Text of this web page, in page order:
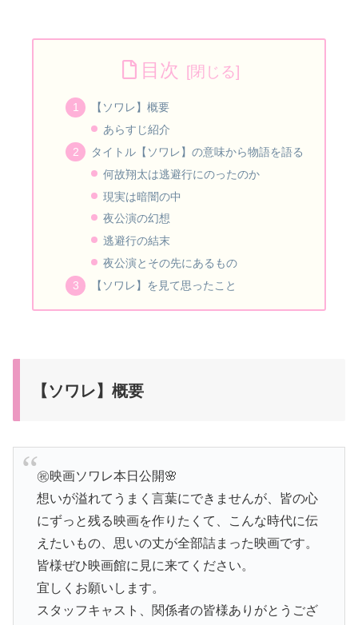
目次
【ソワレ】概要
あらすじ紹介
タイトル【ソワレ】の意味から物語を語る
何故翔太は逃避行にのったのか
現実は暗闇の中
夜公演の幻想
逃避行の結末
夜公演とその先にあるもの
【ソワレ】を見て思ったこと
【ソワレ】概要
㊗️映画ソワレ本日公開🌸
想いが溢れてうまく言葉にできませんが、皆の心
にずっと残る映画を作りたくて、こんな時代に伝
えたいもの、思いの丈が全部詰まった映画です。
皆様ぜひ映画館に見に来てください。
宜しくお願いします。
スタッフキャスト、関係者の皆様ありがとうござ